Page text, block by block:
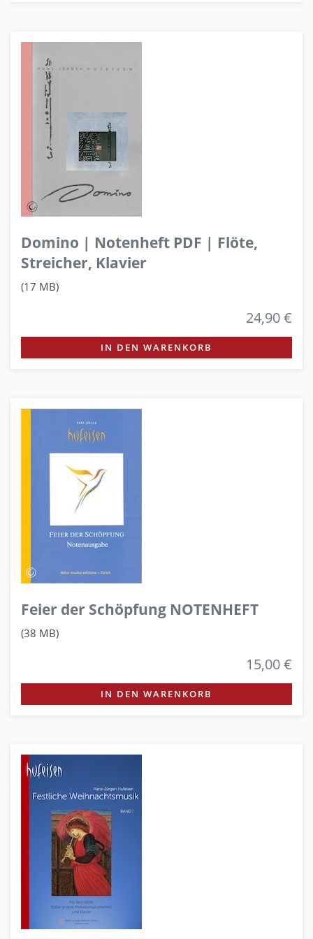
Domino | Notenheft PDF | Flöte,
Streicher, Klavier
(17 MB)
24,90 €
IN DEN WARENKORB
Feier der Schöpfung NOTENHEFT
(38 MB)
15,00 €
IN DEN WARENKORB